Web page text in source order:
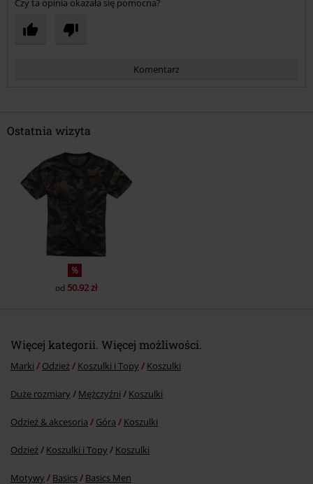
Czy ta opinia okazała się pomocna?
Komentarz
Ostatnia wizyta
%
od 50.92 zł
Więcej kategorii. Więcej możliwości.
Marki Odzież Koszulki i Topy Koszulki
Duże rozmiary Mężczyźni Koszulki
Odzież & akcesoria Góra Koszulki
Odzież Koszulki i Topy Koszulki
Motywy Basics Basics Men